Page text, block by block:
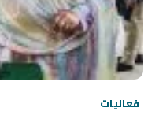
فعاليات